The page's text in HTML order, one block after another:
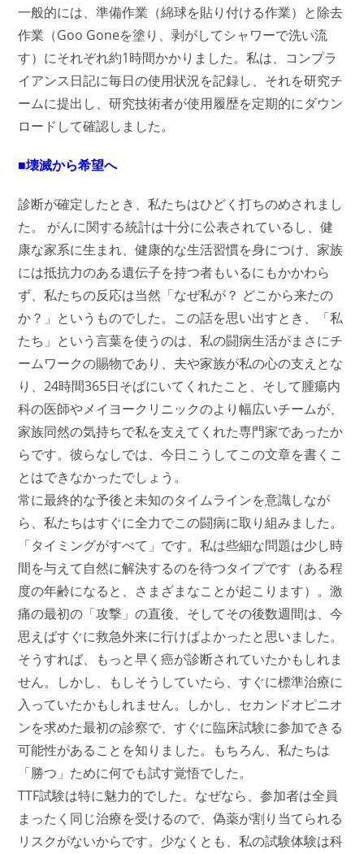
一般的には、準備作業（綿球を貼り付ける作業）と除去
作業（Goo Goneを塗り、剥がしてシャワーで洗い流
す）にそれぞれ約1時間かかりました。私は、コンプラ
イアンス日記に毎日の使用状況を記録し、それを研究チ
ームに提出し、研究技術者が使用履歴を定期的にダウン
ロードして確認しました。
■壊滅から希望へ
診断が確定したとき、私たちはひどく打ちのめされまし
た。 がんに関する統計は十分に公表されているし、健
康な家系に生まれ、健康的な生活習慣を身につけ、家族
には抵抗力のある遺伝子を持つ者もいるにもかかわら
ず、私たちの反応は当然「なぜ私が？ どこから来たの
か？」というものでした。この話を思い出すとき、「私
たち」という言葉を使うのは、私の闘病生活がまさにチ
ームワークの賜物であり、夫や家族が私の心の支えとな
り、24時間365日そばにいてくれたこと、そして腫瘍内
科の医師やメイヨークリニックのより幅広いチームが、
家族同然の気持ちで私を支えてくれた専門家であったか
らです。彼らなしでは、今日こうしてこの文章を書くこ
とはできなかったでしょう。
常に最終的な予後と未知のタイムラインを意識しなが
ら、私たちはすぐに全力でこの闘病に取り組みました。
「タイミングがすべて」です。私は些細な問題は少し時
間を与えて自然に解決するのを待つタイプです（ある程
度の年齢になると、さまざまなことが起こります）。激
痛の最初の「攻撃」の直後、そしてその後数週間は、今
思えばすぐに救急外来に行けばよかったと思いました。
そうすれば、もっと早く癌が診断されていたかもしれま
せん。しかし、もしそうしていたら、すぐに標準治療に
入っていたかもしれません。しかし、セカンドオピニオ
ンを求めた最初の診察で、すぐに臨床試験に参加できる
可能性があることを知りました。もちろん、私たちは
「勝つ」ために何でも試す覚悟でした。
TTF試験は特に魅力的でした。なぜなら、参加者は全員
まったく同じ治療を受けるので、偽薬が割り当てられる
リスクがないからです。少なくとも、私の試験体験は科